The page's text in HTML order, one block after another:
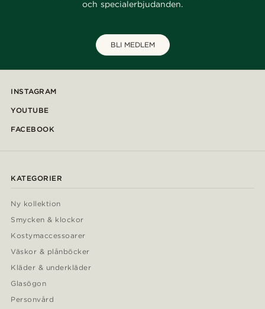
och specialerbjudanden.
BLI MEDLEM
INSTAGRAM
YOUTUBE
FACEBOOK
KATEGORIER
Ny kollektion
Smycken & klockor
Kostymaccessoarer
Väskor & plånböcker
Kläder & underkläder
Glasögon
Personvård